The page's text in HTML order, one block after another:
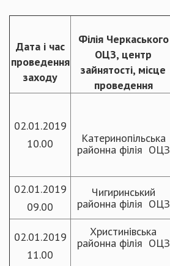
Дата і час
проведення
заходу
Філія Черкаського
ОЦЗ, центр
зайнятості, місце
проведення
02.01.2019
10.00
Катеринопільська
районна філія ОЦЗ
02.01.2019
09.00
Чигиринський
районна філія ОЦЗ
02.01.2019
11.00
Христинівська
районна філія ОЦЗ